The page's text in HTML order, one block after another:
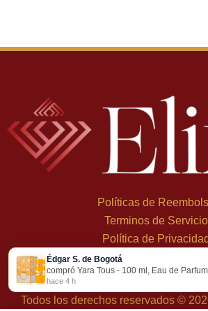
Políticas de
Terminos de Servicio
Política de Privacidad
+57 324 248 8379
Todos los derechos reservados ©
Édgar S. de Bogotá
compró Yara Tous - 100 ml, Eau de Parfum
hace 4 h